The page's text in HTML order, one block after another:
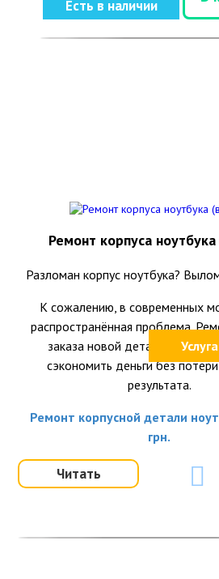
Есть в наличии
Ремонт корпуса
Разломан корпус ноутбука?
К сожалению, в современных
распространённая проблема.
заказа новой детали и часто
сэкономить деньги без
результата.
Ремонт корпусной детали
грн.
Читать